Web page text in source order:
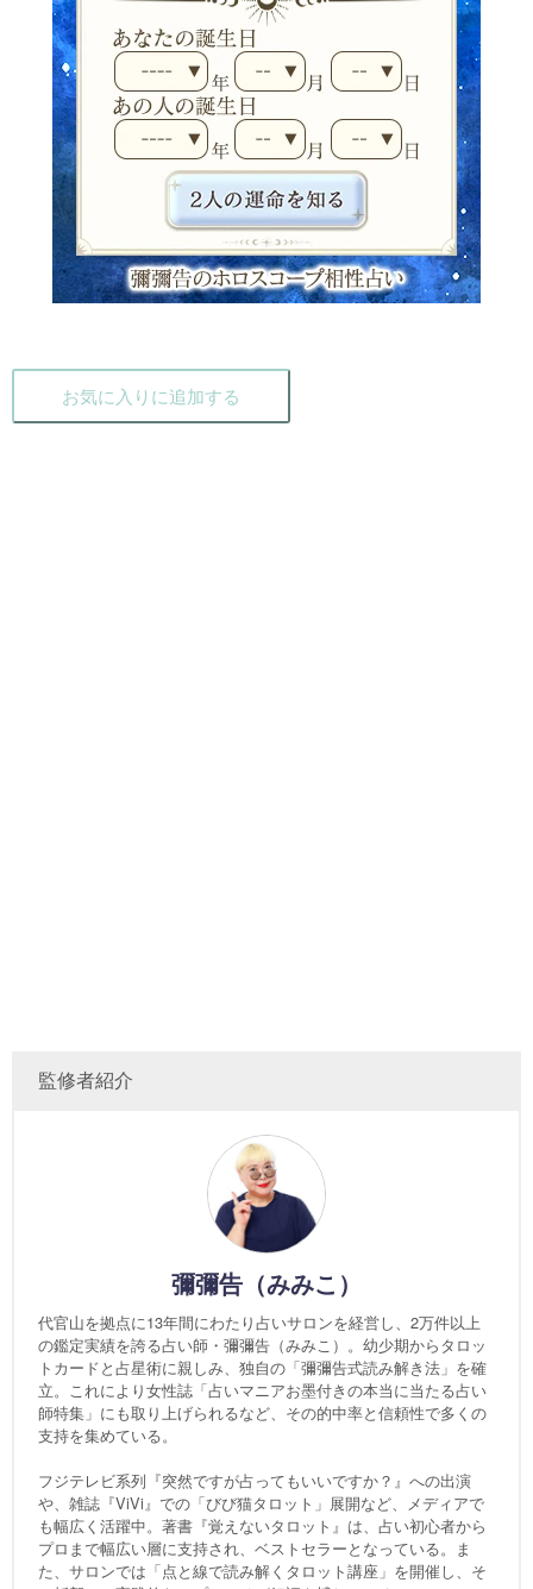
お気に入りに追加する
監修者紹介
彌彌告（みみこ）
代官山を拠点に13年間にわたり占いサロンを経営し、2万件以上
の鑑定実績を誇る占い師・彌彌告（みみこ）。幼少期からタロッ
トカードと占星術に親しみ、独自の「彌彌告式読み解き法」を確
立。これにより女性誌「占いマニアお墨付きの本当に当たる占い
師特集」にも取り上げられるなど、その的中率と信頼性で多くの
支持を集めている。
フジテレビ系列『突然ですが占ってもいいですか？』への出演
や、雑誌『ViVi』での「びび猫タロット」展開など、メディアで
も幅広く活躍中。著書『覚えないタロット』は、占い初心者から
プロまで幅広い層に支持され、ベストセラーとなっている。ま
た、サロンでは「点と線で読み解くタロット講座」を開催し、そ